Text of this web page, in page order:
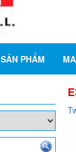
SẢN PHẨM